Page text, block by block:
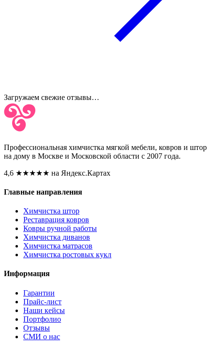
Загружаем свежие отзывы…
Профессиональная химчистка мягкой мебели, ковров и штор
на дому в Москве и Московской области с 2007 года.
4,6 ★★★★★ на Яндекс.Картах
Главные направления
Химчистка штор
Реставрация ковров
Ковры ручной работы
Химчистка диванов
Химчистка матрасов
Химчистка ростовых кукл
Информация
Гарантии
Прайс-лист
Наши кейсы
Портфолио
Отзывы
СМИ о нас